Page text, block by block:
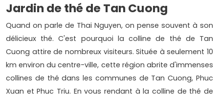
Jardin de thé de Tan Cuong
Quand on parle de Thai Nguyen, on pense souvent à son
délicieux thé. C'est pourquoi la colline de thé de Tan
Cuong attire de nombreux visiteurs. Située à seulement 10
km environ du centre-ville, cette région abrite d'immenses
collines de thé dans les communes de Tan Cuong, Phuc
Xuan et Phuc Triu. En vous rendant à la colline de thé de